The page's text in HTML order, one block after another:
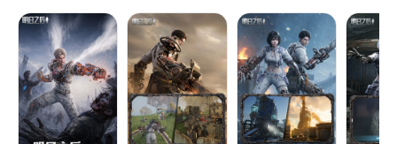
画个圈圈诅咒你…这些都是战斗技巧！
谁说贪吃蛇大作战只靠手速？策略也很重要，当然如果
你恰好单身又练过手速 —— 完美！
贸易、据点攻防... 快来与全球幸存者共同书写属于你
的废土生存故事，直面这个真实残酷而又充满希望的废
土求生世界！
【真实废土，守住生存的最后希望】